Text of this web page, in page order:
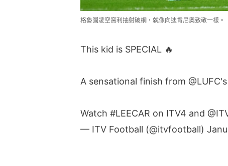
格魯圖凌空窩利抽射破網，就像向迪肯尼奧致敬一樣。
This kid is SPECIAL 🔥
A sensational finish from @LUFC
Watch #LEECAR on ITV4 and
— ITV Football (@itvfootball)